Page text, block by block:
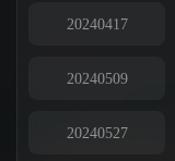
20240417
20240509
20240527